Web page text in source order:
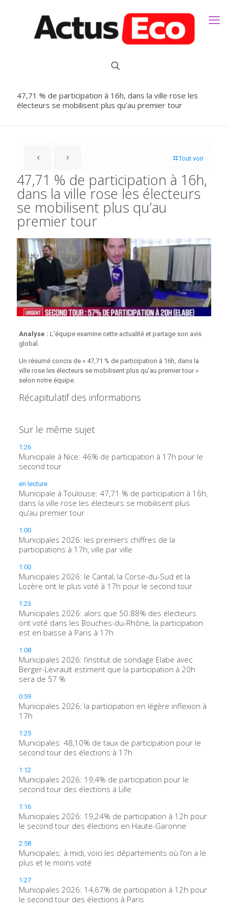
47,71 % de participation à 16h, dans la ville rose les
électeurs se mobilisent plus qu’au premier tour
Tout voir
47,71 % de participation à 16h,
dans la ville rose les électeurs
se mobilisent plus qu’au
premier tour
Analyse : L'équipe examine cette actualité et partage son avis
global.
Un résumé concis de « 47,71 % de participation à 16h, dans la
ville rose les électeurs se mobilisent plus qu’au premier tour »
selon notre équipe.
Récapitulatif des informations
Sur le même sujet
1:26
Municipale à Nice: 46% de participation à 17h pour le
second tour
en lecture
Municipale à Toulouse: 47,71 % de participation à 16h,
dans la ville rose les électeurs se mobilisent plus
qu’au premier tour
1:00
Municipales 2026: les premiers chiffres de la
participations à 17h, ville par ville
1:00
Municipales 2026: le Cantal, la Corse-du-Sud et la
Lozère ont le plus voté à 17h pour le second tour
1:23
Municipales 2026: alors que 50.88% des électeurs
ont voté dans les Bouches-du-Rhône, la participation
est en baisse à Paris à 17h
1:08
Municipales 2026: l’institut de sondage Elabe avec
Berger-Levrault estiment que la participation à 20h
sera de 57 %
0:59
Municipales 2026: la participation en légère inflexion à
17h
1:25
Municipales: 48,10% de taux de participation pour le
second tour des élections à 17h
1:12
Municipales 2026: 19,4% de participation pour le
second tour des élections à Lille
1:16
Municipales 2026: 19,24% de participation à 12h pour
le second tour des élections en Haute-Garonne
2:58
Municipales: à midi, voici les départements où l’on a le
plus et le moins voté
1:27
Municipales 2026: 14,67% de participation à 12h pour
le second tour des élections à Paris